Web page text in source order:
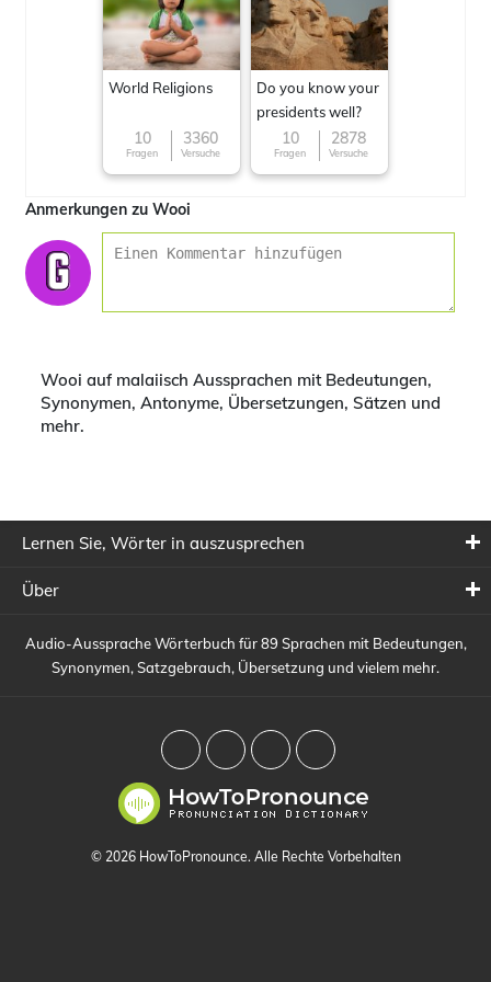
World Religions
10
Fragen
3360
Versuche
Do you know your
presidents well?
10
Fragen
2878
Versuche
Anmerkungen zu Wooi
Wooi auf malaiisch Aussprachen mit Bedeutungen,
Synonymen, Antonyme, Übersetzungen, Sätzen und
mehr.
Lernen Sie, Wörter in auszusprechen
Über
Audio-Aussprache Wörterbuch für 89 Sprachen mit Bedeutungen,
Synonymen, Satzgebrauch, Übersetzung und vielem mehr.
© 2026 HowToPronounce. Alle Rechte Vorbehalten